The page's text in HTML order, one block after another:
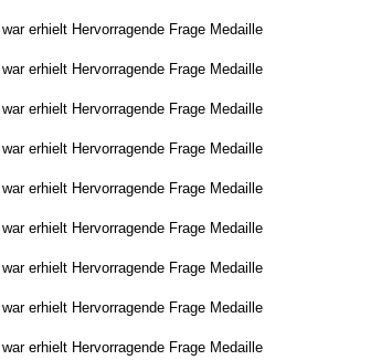
war erhielt Hervorragende Frage Medaille
war erhielt Hervorragende Frage Medaille
war erhielt Hervorragende Frage Medaille
war erhielt Hervorragende Frage Medaille
war erhielt Hervorragende Frage Medaille
war erhielt Hervorragende Frage Medaille
war erhielt Hervorragende Frage Medaille
war erhielt Hervorragende Frage Medaille
war erhielt Hervorragende Frage Medaille